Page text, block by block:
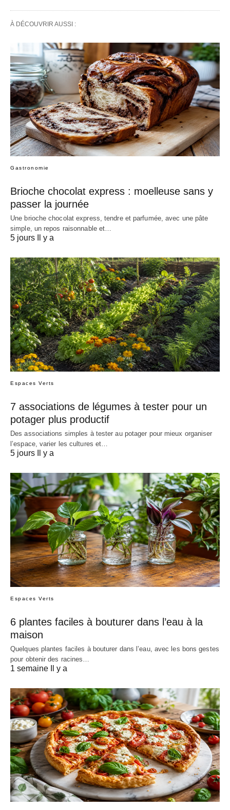
À DÉCOUVRIR AUSSI :
Gastronomie
Brioche chocolat express : moelleuse sans y
passer la journée
Une brioche chocolat express, tendre et parfumée, avec une pâte
simple, un repos raisonnable et…
5 jours Il y a
Espaces Verts
7 associations de légumes à tester pour un
potager plus productif
Des associations simples à tester au potager pour mieux organiser
l’espace, varier les cultures et…
5 jours Il y a
Espaces Verts
6 plantes faciles à bouturer dans l’eau à la
maison
Quelques plantes faciles à bouturer dans l’eau, avec les bons gestes
pour obtenir des racines…
1 semaine Il y a